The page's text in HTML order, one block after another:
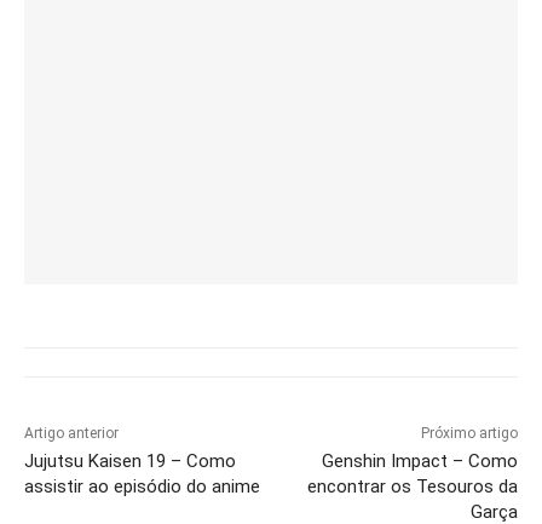
Artigo anterior
Jujutsu Kaisen 19 – Como
assistir ao episódio do anime
Próximo artigo
Genshin Impact – Como
encontrar os Tesouros da
Garça